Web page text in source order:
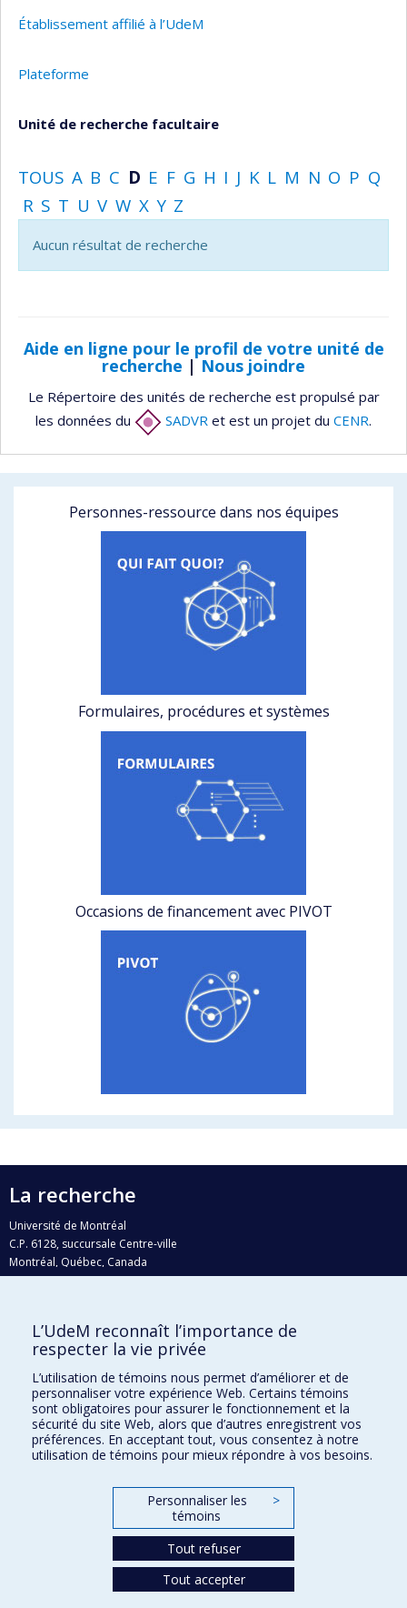
Établissement affilié à l’UdeM
Plateforme
Unité de recherche facultaire
TOUS A B C D E F G H I J K L M N O P Q
R S T U V W X Y Z
Aucun résultat de recherche
Aide en ligne pour le profil de votre unité de
recherche | Nous joindre
Le Répertoire des unités de recherche est propulsé par
les données du
SADVR et est un projet du CENR.
Personnes-ressource dans nos équipes
Formulaires, procédures et systèmes
Occasions de financement avec PIVOT
La recherche
Université de Montréal
C.P. 6128, succursale Centre-ville
Montréal, Québec, Canada
H3C 3J7
Qui fait quoi?
Nous trouver
Plan du site
Accessibilité
L’UdeM reconnaît l’importance de
respecter la vie privée
L’utilisation de témoins nous permet d’améliorer et de
personnaliser votre expérience Web. Certains témoins
sont obligatoires pour assurer le fonctionnement et la
sécurité du site Web, alors que d’autres enregistrent vos
préférences. En acceptant tout, vous consentez à notre
utilisation de témoins pour mieux répondre à vos besoins.
Personnaliser les
témoins
>
Tout refuser
Tout accepter